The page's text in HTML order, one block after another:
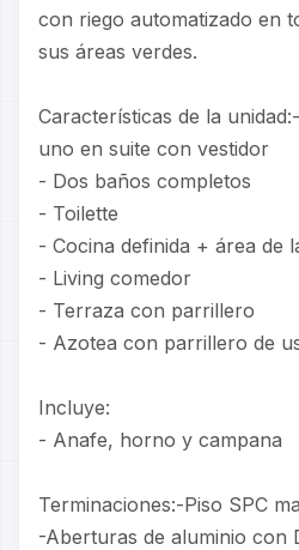
con riego automatizado en
sus áreas verdes.
Características de la
uno en suite con vestidor
- Dos baños completos
- Toilette
- Cocina definida + área de
- Living comedor
- Terraza con parrillero
- Azotea con parrillero de
Incluye:
- Anafe, horno y campana
Terminaciones:-Piso SPC
-Aberturas de aluminio con